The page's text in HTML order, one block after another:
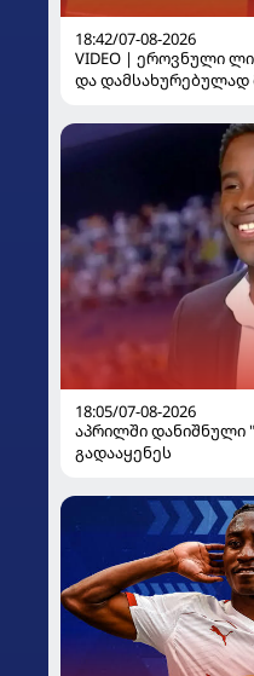
18:42/07-08-2026
VIDEO | ეროვნული
და დამსახურებულად
18:05/07-08-2026
აპრილში
გადააყენეს